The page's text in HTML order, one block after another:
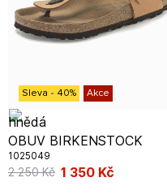
Akce
Sleva - 40%
OBUV BIRKENSTOCK
1025049
1 350 Kč
2 250Kč